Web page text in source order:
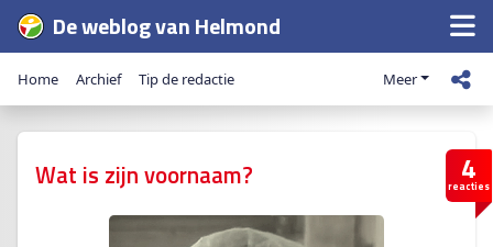
De weblog van Helmond
Home Archief Tip de redactie Meer
4
reacties
Wat is zijn voornaam?